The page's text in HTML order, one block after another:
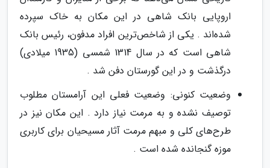
اروپایی بانک شاهی در این مکان به خاک سپرده
شده‌اند . یکی از شاخص‌ترین افراد مدفون، رئیس بانک
شاهی است که در سال 1314 شمسی (1935 میلادی)
درگذشت و در این گورستان دفن شد .
وضعیت کنونی: وضعیت فعلی این آرامستان مطلوب
توصیف نشده و به مرمت نیاز دارد . این مکان نیز در
طرح‌های کلی و مبهم مرمت آثار مسیحیان برای کاربری
موزه گنجانده شده است .